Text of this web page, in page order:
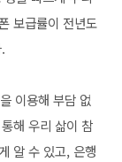
보급률이 전년도
이용해 부담 없
해 우리 삶이 참
알 수 있고, 은행